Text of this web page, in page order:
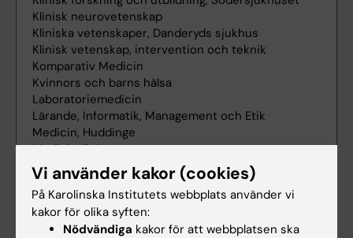
Vi använder kakor (cookies)
På Karolinska Institutets webbplats använder vi
kakor för olika syften:
Nödvändiga kakor för att webbplatsen ska